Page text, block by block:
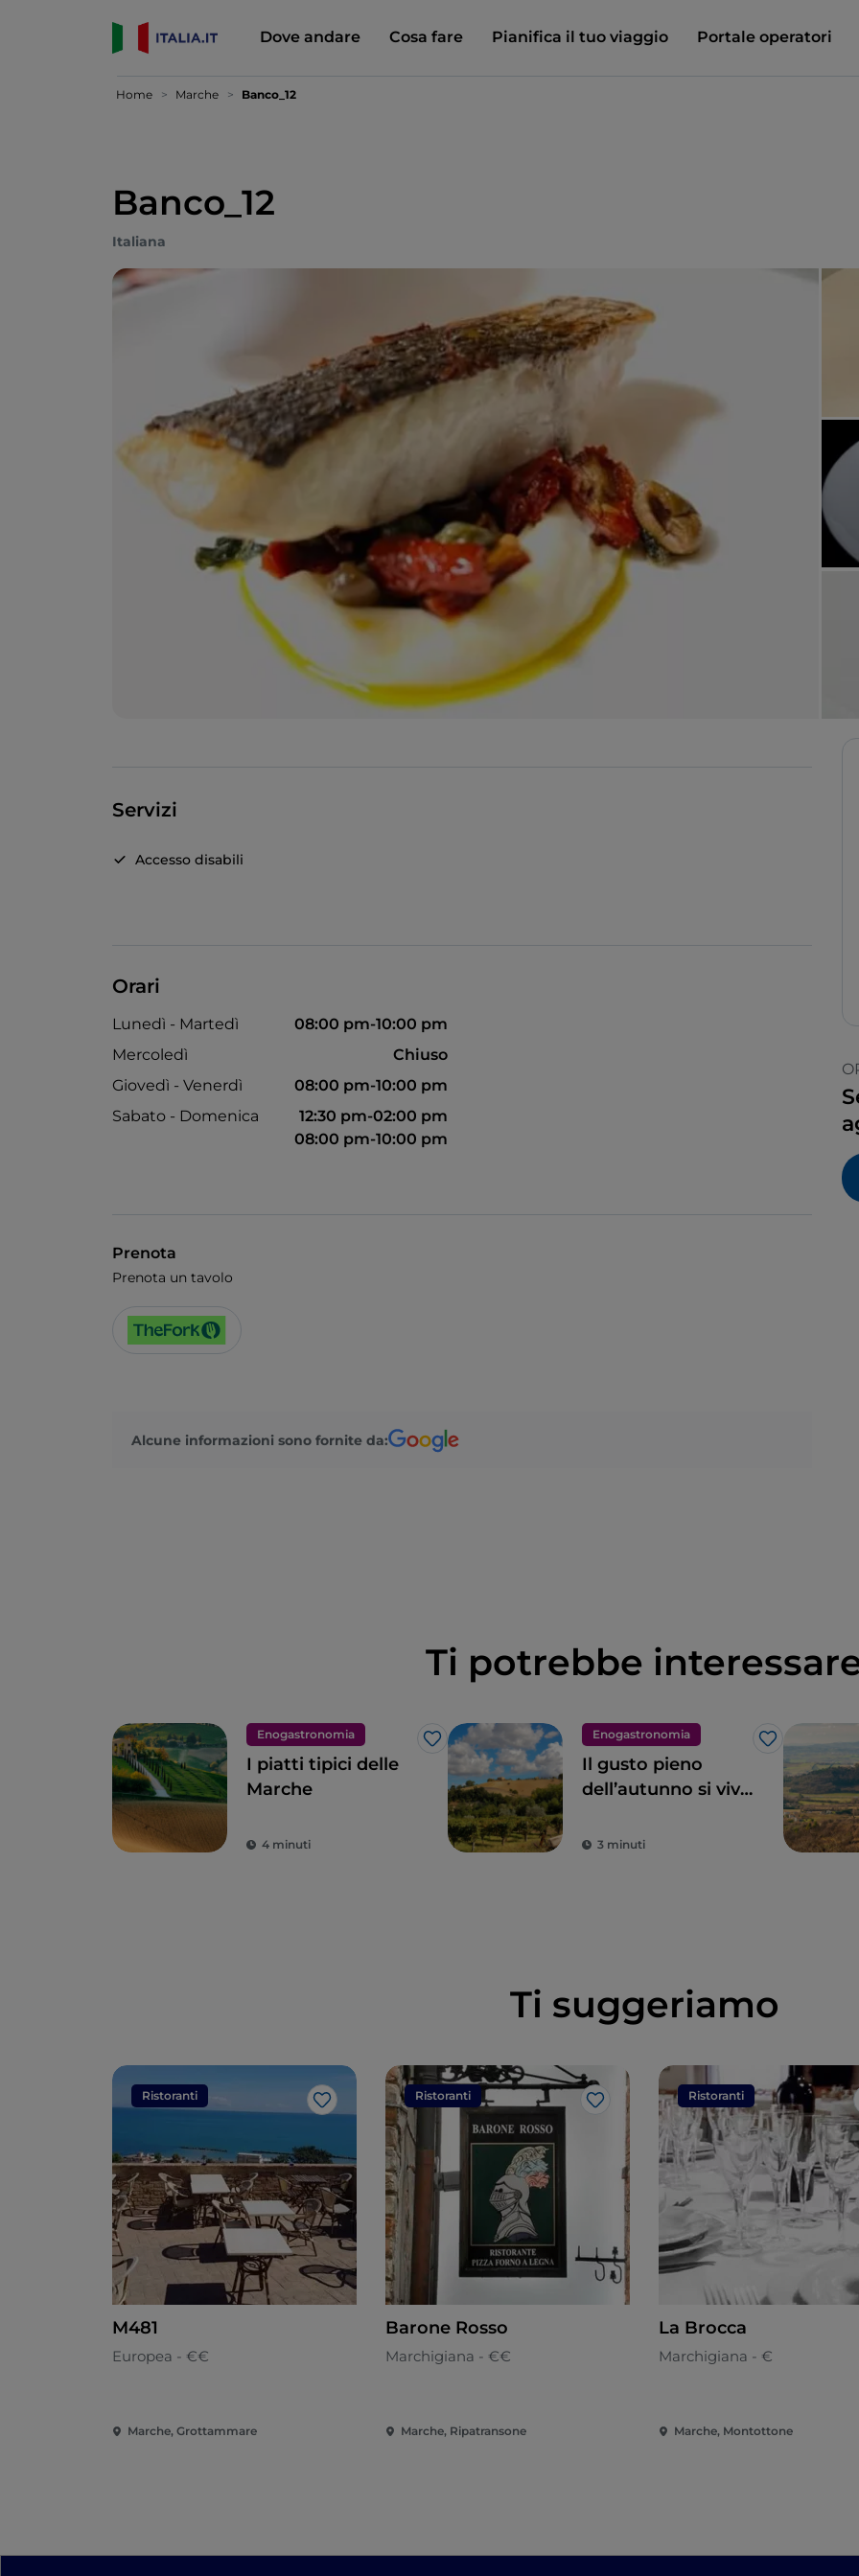
Dove andare Cosa fare Pianifica il tuo viaggio Portale operatori
Home Marche Banco_12
Banco_12
Italiana
Servizi
Accesso disabili
Orari
Lunedì - Martedì
08:00 pm-10:00 pm
Mercoledì
Chiuso
Giovedì - Venerdì
08:00 pm-10:00 pm
Sabato - Domenica
12:30 pm-02:00 pm
08:00 pm-10:00 pm
Prenota
Prenota un tavolo
Alcune informazioni sono fornite da:
Ti potrebbe
Enogastronomia
Like
I piatti tipici delle
Marche
4 minuti
Enogastronomia
Like
Il gusto pieno
dell’autunno si vive
esperienze in vigna
3 minuti
Ti suggeriamo
Ristoranti
Like
M481
Europea - €€
Marche, Grottammare
Ristoranti
Like
Barone Rosso
Marchigiana - €€
Marche, Ripatransone
Ristoranti
La Brocca
Marchigiana - €
Marche, Montottone